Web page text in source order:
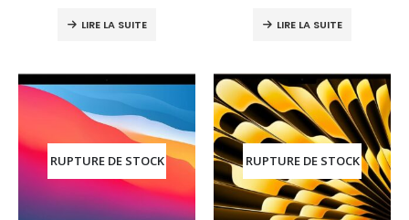
LIRE LA SUITE LIRE LA SUITE
RUPTURE DE STOCK RUPTURE DE STOCK